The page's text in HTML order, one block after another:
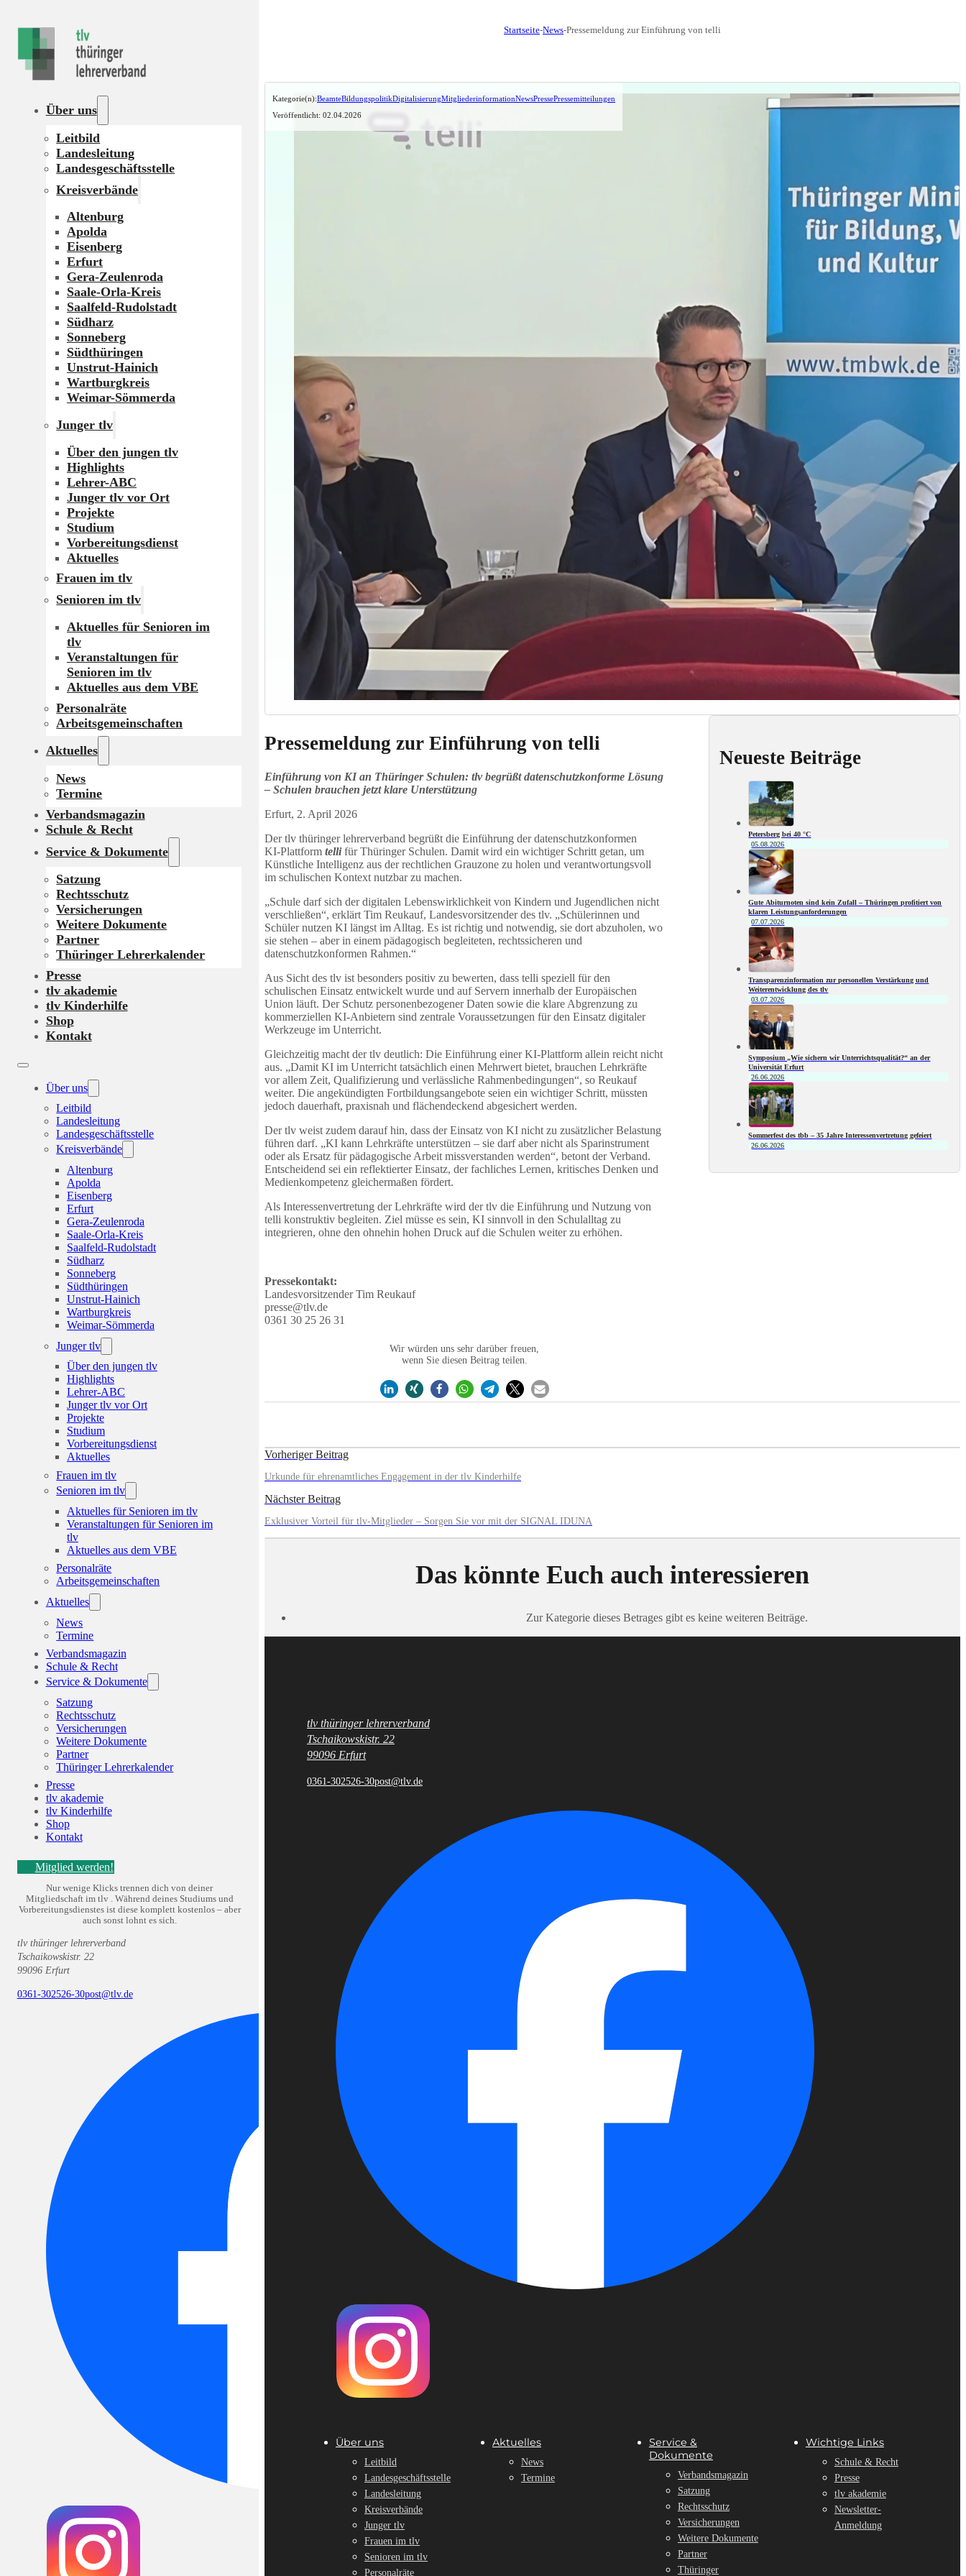
Über uns
Leitbild
Landesleitung
Landesgeschäftsstelle
Kreisverbände
Altenburg
Apolda
Eisenberg
Erfurt
Gera-Zeulenroda
Saale-Orla-Kreis
Saalfeld-Rudolstadt
Südharz
Sonneberg
Südthüringen
Unstrut-Hainich
Wartburgkreis
Weimar-Sömmerda
Junger tlv
Über den jungen tlv
Highlights
Lehrer-ABC
Junger tlv vor Ort
Projekte
Studium
Vorbereitungsdienst
Aktuelles
Frauen im tlv
Senioren im tlv
Aktuelles für Senioren im
tlv
Veranstaltungen für
Senioren im tlv
Aktuelles aus dem VBE
Personalräte
Arbeitsgemeinschaften
Aktuelles
News
Termine
Verbandsmagazin
Schule & Recht
Service & Dokumente
Satzung
Rechtsschutz
Versicherungen
Weitere Dokumente
Partner
Thüringer Lehrerkalender
Presse
tlv akademie
tlv Kinderhilfe
Shop
Kontakt
Über uns
Leitbild
Landesleitung
Landesgeschäftsstelle
Kreisverbände
Altenburg
Apolda
Eisenberg
Erfurt
Gera-Zeulenroda
Saale-Orla-Kreis
Saalfeld-Rudolstadt
Südharz
Sonneberg
Südthüringen
Unstrut-Hainich
Wartburgkreis
Weimar-Sömmerda
Junger tlv
Über den jungen tlv
Highlights
Lehrer-ABC
Junger tlv vor Ort
Projekte
Studium
Vorbereitungsdienst
Aktuelles
Frauen im tlv
Senioren im tlv
Aktuelles für Senioren im tlv
Veranstaltungen für Senioren im
tlv
Aktuelles aus dem VBE
Personalräte
Arbeitsgemeinschaften
Aktuelles
News
Termine
Verbandsmagazin
Schule & Recht
Service & Dokumente
Satzung
Rechtsschutz
Versicherungen
Weitere Dokumente
Partner
Thüringer Lehrerkalender
Presse
tlv akademie
tlv Kinderhilfe
Shop
Kontakt
Mitglied werden!
Nur wenige Klicks trennen dich von deiner
Mitgliedschaft im tlv . Während deines Studiums und
Vorbereitungsdienstes ist diese komplett kostenlos – aber
auch sonst lohnt es sich.
tlv thüringer lehrerverband
Tschaikowskistr. 22
99096 Erfurt
0361-302526-30post@tlv.de
Startseite-News-Pressemeldung zur Einführung von telli
Kategorie(n):BeamteBildungspolitikDigitalisierungMitgliederinformationNewsPressePressemitteilungen
Veröffentlicht: 02.04.2026
Pressemeldung zur Einführung von telli
Einführung von KI an Thüringer Schulen: tlv begrüßt datenschutzkonforme Lösung
– Schulen brauchen jetzt klare Unterstützung
Erfurt, 2. April 2026
Der tlv thüringer lehrerverband begrüßt die Einführung der datenschutzkonformen
KI‑Plattform tellifür Thüringer Schulen. Damit wird ein wichtiger Schritt getan, um
Künstliche Intelligenz aus der rechtlichen Grauzone zu holen und verantwortungsvoll
im schulischen Kontext nutzbar zu machen.
„Schule darf sich der digitalen Lebenswirklichkeit von Kindern und Jugendlichen nicht
verschließen“, erklärt Tim Reukauf, Landesvorsitzender des tlv. „Schülerinnen und
Schüler nutzen KI längst im Alltag. Es ist richtig und notwendig, sie dort abzuholen, wo
sie stehen – aber in einem pädagogisch begleiteten, rechtssicheren und
datenschutzkonformen Rahmen.“
Aus Sicht des tlv ist besonders positiv zu bewerten, dass telli speziell für den
schulischen Einsatz entwickelt wurde und auf Servern innerhalb der Europäischen
Union läuft. Der Schutz personenbezogener Daten sowie die klare Abgrenzung zu
kommerziellen KI‑Anbietern sind zentrale Voraussetzungen für den Einsatz digitaler
Werkzeuge im Unterricht.
Gleichzeitig macht der tlv deutlich: Die Einführung einer KI‑Plattform allein reicht nicht
aus. „Damit KI im Unterricht tatsächlich einen Mehrwert bietet, brauchen Lehrkräfte
vor allem Zeit, Qualifizierung und verlässliche Rahmenbedingungen“, so Reukauf
weiter. Die angekündigten Fortbildungsangebote seien ein wichtiger Schritt, müssten
jedoch dauerhaft, praxisnah und flächendeckend abgesichert werden.
Der tlv weist zudem darauf hin, dass der Einsatz von KI nicht zu zusätzlicher Belastung
führen darf. „KI kann Lehrkräfte unterstützen – sie darf aber nicht als Sparinstrument
oder als Ersatz für pädagogische Arbeit missverstanden werden“, betont der Verband.
Entscheidend sei ein reflektierter Einsatz, der fachliches Lernen, kritisches Denken und
Medienkompetenz gleichermaßen fördert.
Als Interessenvertretung der Lehrkräfte wird der tlv die Einführung und Nutzung von
telli konstruktiv begleiten. Ziel müsse es sein, KI sinnvoll in den Schulalltag zu
integrieren, ohne den ohnehin hohen Druck auf die Schulen weiter zu erhöhen.
Pressekontakt:
Landesvorsitzender Tim Reukauf
presse@tlv.de
0361 30 25 26 31
Wir würden uns sehr darüber freuen,
wenn Sie diesen Beitrag teilen.
Neueste Beiträge
Petersberg bei 40 °C
05.08.2026
Gute Abiturnoten sind kein Zufall – Thüringen profitiert von
klaren Leistungsanforderungen
07.07.2026
Transparenzinformation zur personellen Verstärkung und
Weiterentwicklung des tlv
03.07.2026
Symposium „Wie sichern wir Unterrichtsqualität?“ an der
Universität Erfurt
26.06.2026
Sommerfest des tbb – 35 Jahre Interessenvertretung gefeiert
26.06.2026
Vorheriger Beitrag
Urkunde für ehrenamtliches Engagement in der tlv Kinderhilfe
Nächster Beitrag
Exklusiver Vorteil für tlv-Mitglieder – Sorgen Sie vor mit der SIGNAL IDUNA
Das könnte Euch auch interessieren
Zur Kategorie dieses Betrages gibt es keine weiteren Beiträge.
Fußzeile
tlv thüringer lehrerverband
Tschaikowskistr. 22
99096 Erfurt
0361-302526-30post@tlv.de
Über uns
Leitbild
Landesgeschäftsstelle
Landesleitung
Kreisverbände
Junger tlv
Frauen im tlv
Senioren im tlv
Personalräte
Aktuelles
News
Termine
Service &
Dokumente
Verbandsmagazin
Satzung
Rechtsschutz
Versicherungen
Weitere Dokumente
Partner
Thüringer
Wichtige Links
Schule & Recht
Presse
tlv akademie
Newsletter-
Anmeldung